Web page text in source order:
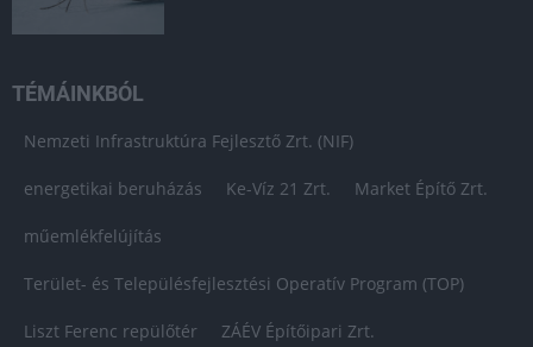
TÉMÁINKBÓL
Nemzeti Infrastruktúra Fejlesztő Zrt. (NIF)
energetikai beruházás Ke-Víz 21 Zrt. Market Építő Zrt.
műemlékfelújítás
Terület- és Településfejlesztési Operatív Program (TOP)
Liszt Ferenc repülőtér ZÁÉV Építőipari Zrt.